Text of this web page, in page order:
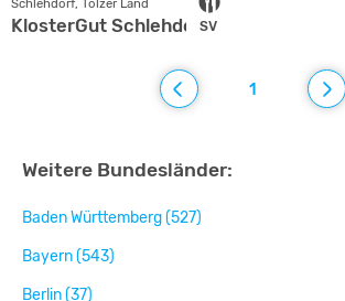
SV
Schlehdorf, Tölzer Land
KlosterGut Schlehdorf
1
Weitere Bundesländer:
Baden Württemberg (527)
Bayern (543)
Berlin (37)